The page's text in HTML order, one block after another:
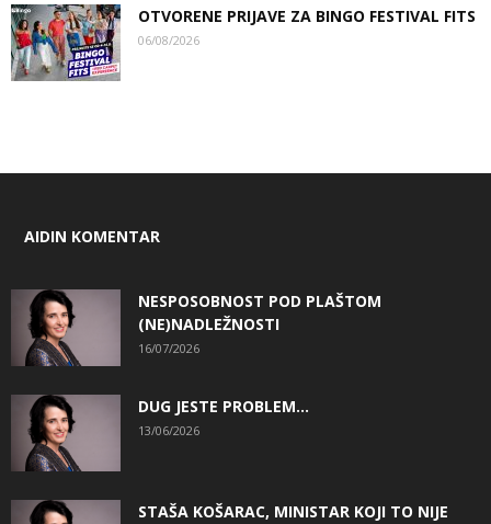
OTVORENE PRIJAVE ZA BINGO FESTIVAL FITS
06/08/2026
AIDIN KOMENTAR
NESPOSOBNOST POD PLAŠTOM
(NE)NADLEŽNOSTI
16/07/2026
DUG JESTE PROBLEM…
13/06/2026
STAŠA KOŠARAC, MINISTAR KOJI TO NIJE